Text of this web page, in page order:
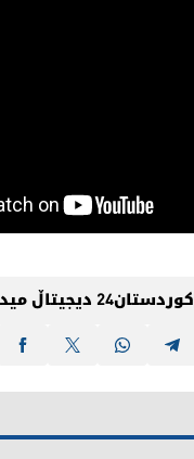
کوردستان24 دیجیتاڵ میدیا